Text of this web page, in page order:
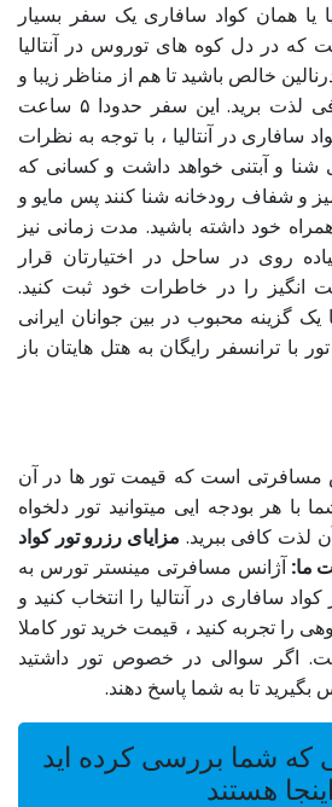
یا همان کواد سافاری یک سفر بسیار
که در دل کوه های توروس در آنتالیا
خالص باشید تا هم از مناظر زیبا و
هم از شور و هیجان کافی لذت برید. این سفر حدودا ۵ ساعت
سافاری در آنتالیا ، با توجه به نظرات
شنا و آبتنی خواهد داشت و کسانی که
و شفاف رودخانه شنا کنند پس مایو و
خود داشته باشید. مدت زمانی نیز
روی در ساحل در اختیارتان قرار
انگیز را در خاطرات خود ثبت کنید.
یک گزینه محبوب در بین جوانان ایرانی
با ترانسفر رایگان به هتل هایتان باز
مسافرتی است که قیمت تور ها در آن
هر بودجه ایی میتوانید تور دلخواه
لذت کافی ببرید. مزایای رزرو تور کواد
ما:آژانس مسافرتی مینستر تورس به
سافاری در آنتالیا را انتخاب کنید و
را تجربه کنید ، قیمت خرید تور کاملا
اگر سوالی در خصوص تور داشتید
بگیرید تا به شما پاسخ دهند.
که شما بررسی کرده اید
اینجا هستند